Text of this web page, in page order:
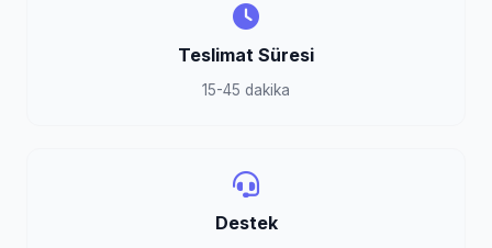
Teslimat Süresi
15-45 dakika
Destek